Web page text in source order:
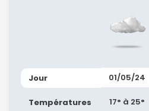
Jour
Températures
01/05/24
17° à 25°